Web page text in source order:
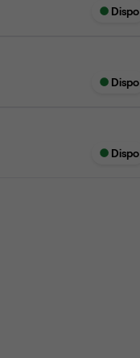
Dispo
Dispo
Dispo